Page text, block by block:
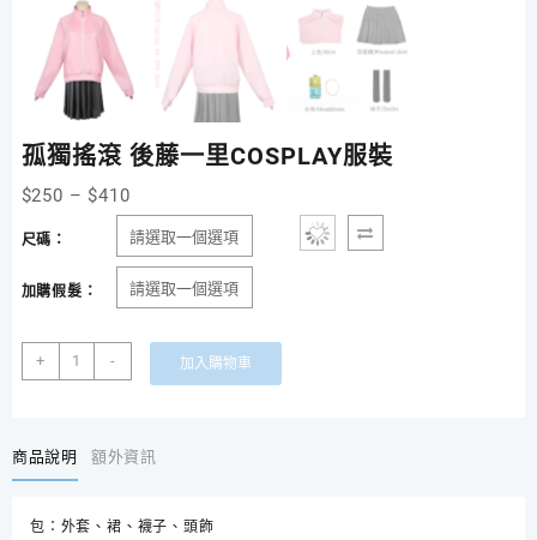
孤獨搖滾 後藤一里COSPLAY服裝
$250 – $410
尺碼：
加購假髮：
+
獨
後
藤
里
- 加入購物車
商品說明 額外資訊
包：外套、裙、襪子、頭飾